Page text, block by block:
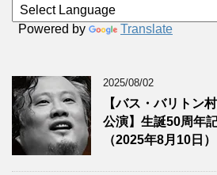
Powered by Translate
2025/08/02
【バス・バリトン
公演】生誕50周年
（2025年8月10日）